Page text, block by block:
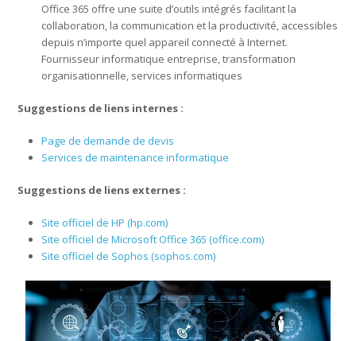
Office 365 offre une suite d’outils intégrés facilitant la
collaboration, la communication et la productivité, accessibles
depuis n’importe quel appareil connecté à Internet.
Fournisseur informatique entreprise, transformation
organisationnelle, services informatiques
Suggestions de liens internes :
Page de demande de devis
Services de maintenance informatique
Suggestions de liens externes :
Site officiel de HP (hp.com)
Site officiel de Microsoft Office 365 (office.com)
Site officiel de Sophos (sophos.com)